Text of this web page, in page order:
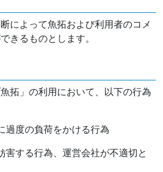
によって魚拓および利用者のコメ
きるものとします。
拓」の利用において、以下の行為
過度の負荷をかける行為
害する行為、運営会社が不適切と